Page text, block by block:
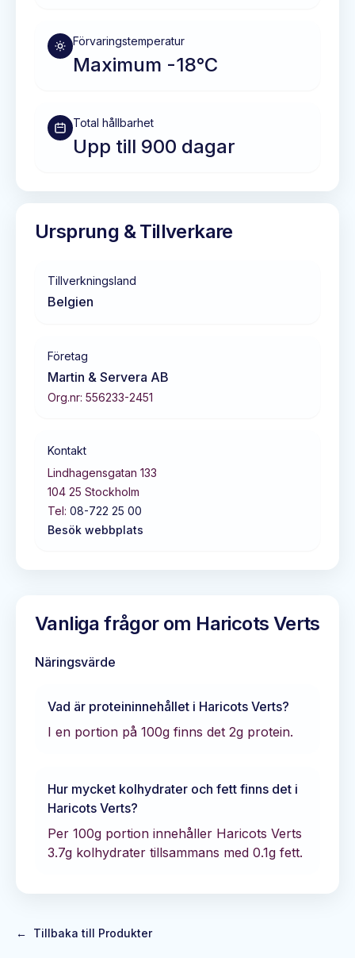
Förvaringstemperatur
Maximum -18°C
Total hållbarhet
Upp till 900 dagar
Ursprung & Tillverkare
Tillverkningsland
Belgien
Företag
Martin & Servera AB
Org.nr: 556233-2451
Kontakt
Lindhagensgatan 133
104 25 Stockholm
Tel: 08-722 25 00
Besök webbplats
Vanliga frågor om Haricots Verts
Näringsvärde
Vad är proteininnehållet i Haricots Verts?
I en portion på 100g finns det 2g protein.
Hur mycket kolhydrater och fett finns det i
Haricots Verts?
Per 100g portion innehåller Haricots Verts
3.7g kolhydrater tillsammans med 0.1g fett.
← Tillbaka till Produkter